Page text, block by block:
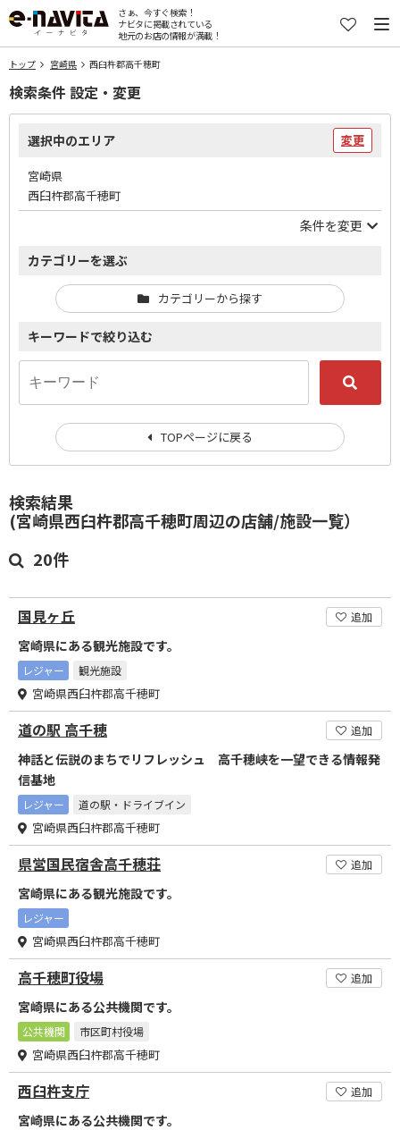
さぁ、今すぐ検索！
ナビタに掲載されている
地元のお店の情報が満載！
トップ 宮崎県 西臼杵郡高千穂町
検索結果
(宮崎県西臼杵郡高千穂町周辺の店舗/施設一覧）
20件
国見ヶ丘 追加
宮崎県にある観光施設です。
レジャー 観光施設
宮崎県西臼杵郡高千穂町
道の駅 高千穂 追加
神話と伝説のまちでリフレッシュ 高千穂峡を一望できる情報発
信基地
レジャー 道の駅・ドライブイン
宮崎県西臼杵郡高千穂町
県営国民宿舎高千穂荘 追加
宮崎県にある観光施設です。
レジャー
宮崎県西臼杵郡高千穂町
高千穂町役場 追加
宮崎県にある公共機関です。
公共機関 市区町村役場
宮崎県西臼杵郡高千穂町
西臼杵支庁 追加
宮崎県にある公共機関です。
検索条件 設定・変更
選択中のエリア 変更
宮崎県
西臼杵郡高千穂町
条件を変更
カテゴリーを選ぶ
カテゴリーから探す
キーワードで絞り込む
TOPページに戻る